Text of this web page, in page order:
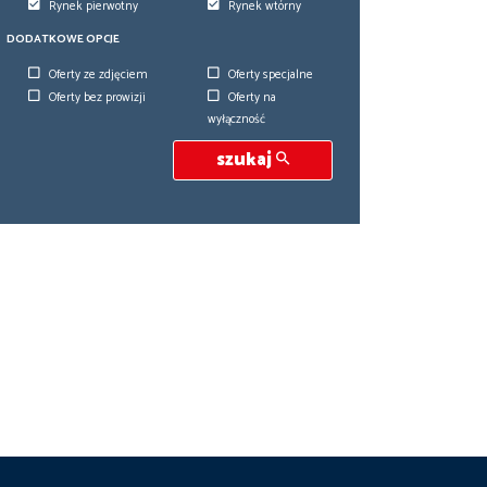
Rynek pierwotny
Rynek wtórny
DODATKOWE OPCJE
Oferty ze zdjęciem
Oferty specjalne
Oferty bez prowizji
Oferty na
wyłączność
szukaj